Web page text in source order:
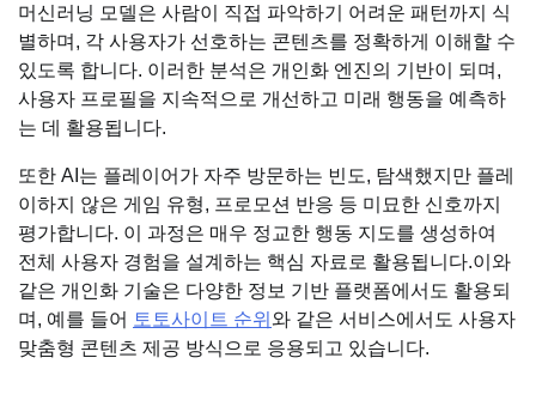
머신러닝 모델은 사람이 직접 파악하기 어려운 패턴까지 식
별하며, 각 사용자가 선호하는 콘텐츠를 정확하게 이해할 수
있도록 합니다. 이러한 분석은 개인화 엔진의 기반이 되며,
사용자 프로필을 지속적으로 개선하고 미래 행동을 예측하
는 데 활용됩니다.
또한 AI는 플레이어가 자주 방문하는 빈도, 탐색했지만 플레
이하지 않은 게임 유형, 프로모션 반응 등 미묘한 신호까지
평가합니다. 이 과정은 매우 정교한 행동 지도를 생성하여
전체 사용자 경험을 설계하는 핵심 자료로 활용됩니다.이와
같은 개인화 기술은 다양한 정보 기반 플랫폼에서도 활용되
며, 예를 들어 토토사이트 순위 와 같은 서비스에서도 사용자
맞춤형 콘텐츠 제공 방식으로 응용되고 있습니다.